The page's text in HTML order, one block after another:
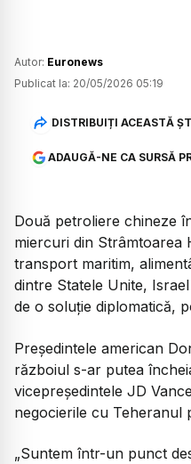
Autor: Euronews
Publicat la: 20/05/2026 05:19
DISTRIBUIȚI ACEASTĂ
ADAUGĂ-NE CA SURSĂ
Două petroliere chineze
miercuri din Strâmtoarea
transport maritim,
dintre Statele Unite,
de o soluție diplomatică,
Președintele american
războiul s-ar putea
vicepreședintele JD
negocierile cu Teheranul
„Suntem într-un punct